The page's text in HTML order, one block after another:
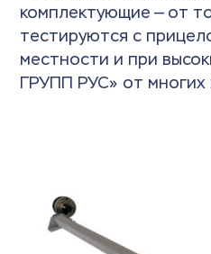
комплектующие — от
тестируются с
местности и при
ГРУПП РУС» от многих